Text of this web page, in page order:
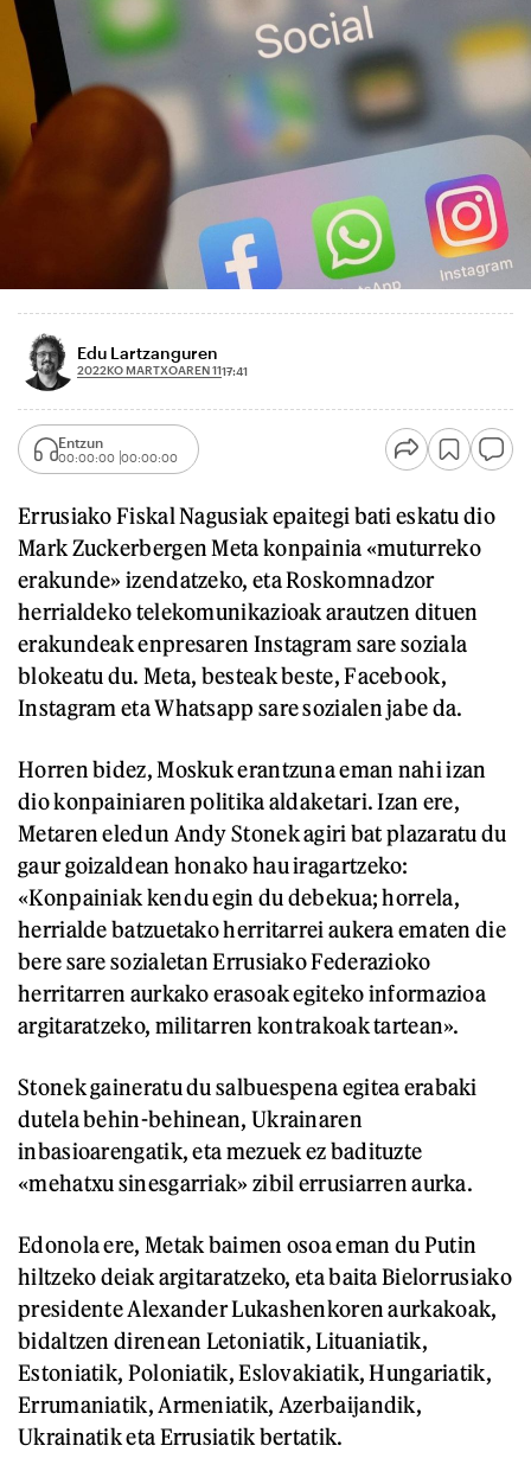
Edu Lartzanguren
2022KO MARTXOAREN 1117:41
Entzun
00:00:00 00:00:00
Errusiako Fiskal Nagusiak epaitegi bati eskatu dio
Mark Zuckerbergen Meta konpainia «muturreko
erakunde» izendatzeko, eta Roskomnadzor
herrialdeko telekomunikazioak arautzen dituen
erakundeak enpresaren Instagram sare soziala
blokeatu du. Meta, besteak beste, Facebook,
Instagram eta Whatsapp sare sozialen jabe da.
Horren bidez, Moskuk erantzuna eman nahi izan
dio konpainiaren politika aldaketari. Izan ere,
Metaren eledun Andy Stonek agiri bat plazaratu du
gaur goizaldean honako hau iragartzeko:
«Konpainiak kendu egin du debekua; horrela,
herrialde batzuetako herritarrei aukera ematen die
bere sare sozialetan Errusiako Federazioko
herritarren aurkako erasoak egiteko informazioa
argitaratzeko, militarren kontrakoak tartean».
Stonek gaineratu du salbuespena egitea erabaki
dutela behin-behinean, Ukrainaren
inbasioarengatik, eta mezuek ez badituzte
«mehatxu sinesgarriak» zibil errusiarren aurka.
Edonola ere, Metak baimen osoa eman du Putin
hiltzeko deiak argitaratzeko, eta baita Bielorrusiako
presidente Alexander Lukashenkoren aurkakoak,
bidaltzen direnean Letoniatik, Lituaniatik,
Estoniatik, Poloniatik, Eslovakiatik, Hungariatik,
Errumaniatik, Armeniatik, Azerbaijandik,
Ukrainatik eta Errusiatik bertatik.